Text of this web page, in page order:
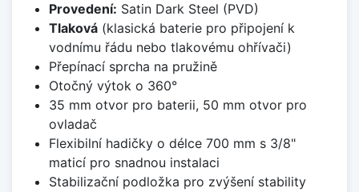
Provedení: Satin Dark Steel (PVD)
Tlaková(klasická baterie pro připojení k
vodnímu řádu nebo tlakovému ohřívači)
Přepínací sprcha na pružině
Otočný výtok o 360°
35 mm otvor pro baterii, 50 mm otvor pro
ovladač
Flexibilní hadičky o délce 700 mm s 3/8"
maticí pro snadnou instalaci
Stabilizační podložka pro zvýšení stability